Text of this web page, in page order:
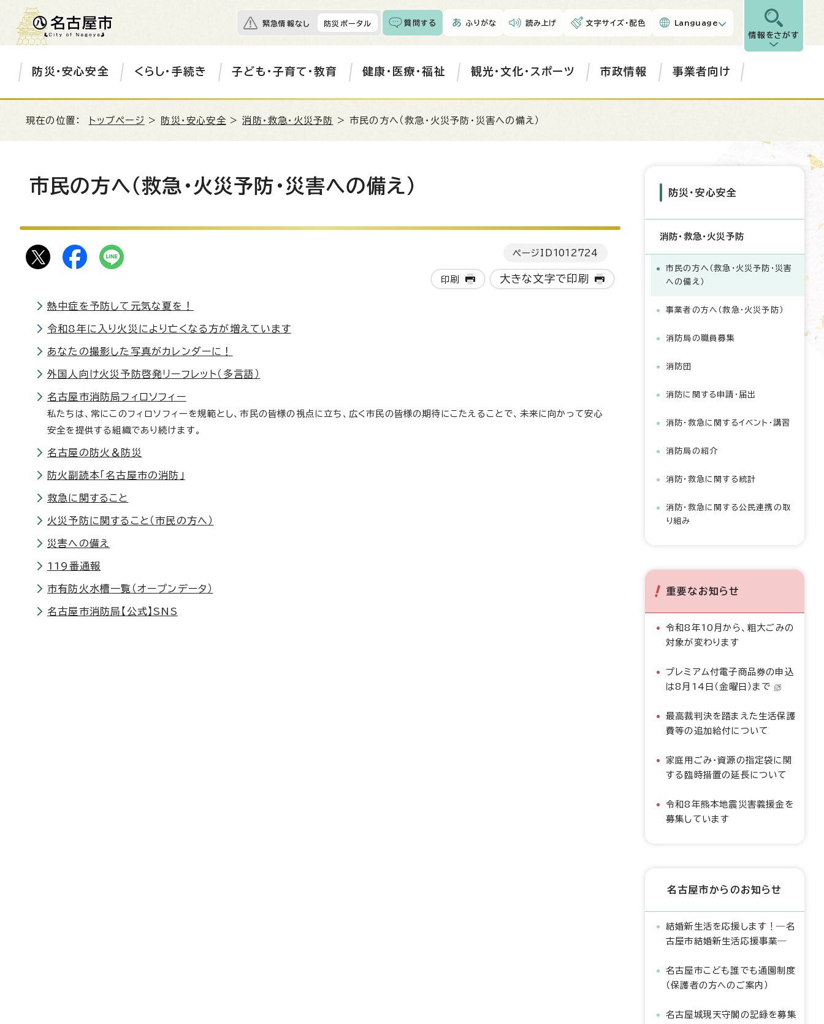
緊急情報なし 防災ポータル 質問する ふりがな 読み上げ 文字サイズ・配色 Language
情報をさがす
防災・安心安全 くらし・手続き 子ども・子育て・教育 健康・医療・福祉 観光・文化・スポーツ 市政情報 事業者向け
現在の位置： トップページ > 防災・安心安全>消防・救急・火災予防 > 市民の方へ（救急・火災予防・災害への備え）
市民の方へ（救急・火災予防・災害への備え）
ページID 1012724
印刷 大きな文字で印刷
熱中症を予防して元気な夏を！
令和8年に入り火災により亡くなる方が増えています
あなたの撮影した写真がカレンダーに！
外国人向け火災予防啓発リーフレット（多言語）
名古屋市消防局フィロソフィー
私たちは、常にこのフィロソフィーを規範とし、市民の皆様の視点に立ち、広く市民の皆様の期待にこたえることで、未来に向かって安心
安全を提供する組織であり続けます。
名古屋の防火＆防災
防火副読本「名古屋市の消防」
救急に関すること
火災予防に関すること（市民の方へ）
災害への備え
119番通報
市有防火水槽一覧（オープンデータ）
名古屋市消防局【公式】SNS
防災・安心安全
消防・救急・火災予防
市民の方へ（救急・火災予防・災害
への備え）
事業者の方へ（救急・火災予防）
消防局の職員募集
消防団
消防に関する申請・届出
消防・救急に関するイベント・講習
消防局の紹介
消防・救急に関する統計
消防・救急に関する公民連携の取
り組み
重要なお知らせ
令和8年10月から、粗大ごみの
対象が変わります
プレミアム付電子商品券の申込
は8月14日（金曜日）まで
最高裁判決を踏まえた生活保護
費等の追加給付について
家庭用ごみ・資源の指定袋に関
する臨時措置の延長について
令和8年熊本地震災害義援金を
募集しています
名古屋市からのお知らせ
結婚新生活を応援します！―名
古屋市結婚新生活応援事業―
名古屋市こども誰でも通園制度
（保護者の方へのご案内）
名古屋城現天守閣の記録を募集